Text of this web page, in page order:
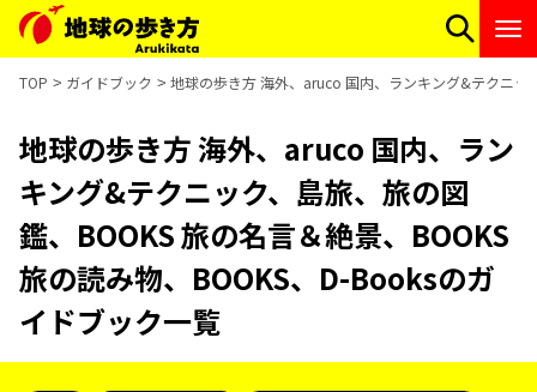
TOP ガイドブック 地球の歩き方 海外、aruco 国内、ランキング&テクニッ
地球の歩き方 海外、aruco 国内、ラン
キング&テクニック、島旅、旅の図
鑑、BOOKS 旅の名言＆絶景、BOOKS
旅の読み物、BOOKS、D-Booksのガ
イドブック一覧